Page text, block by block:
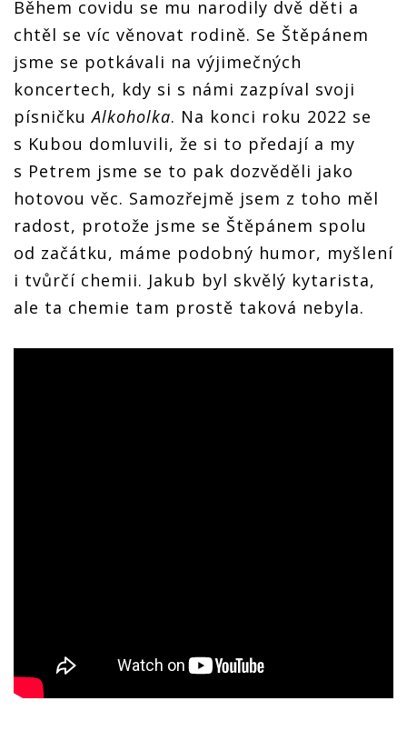
Během covidu se mu narodily dvě děti a
chtěl se víc věnovat rodině. Se Štěpánem
jsme se potkávali na výjimečných
koncertech, kdy si s námi zazpíval svoji
písničkuAlkoholka. Na konci roku 2022 se
s Kubou domluvili, že si to předají a my
s Petrem jsme se to pak dozvěděli jako
hotovou věc. Samozřejmě jsem z toho měl
radost, protože jsme se Štěpánem spolu
od začátku, máme podobný humor, myšlení
i tvůrčí chemii. Jakub byl skvělý kytarista,
ale ta chemie tam prostě taková nebyla.